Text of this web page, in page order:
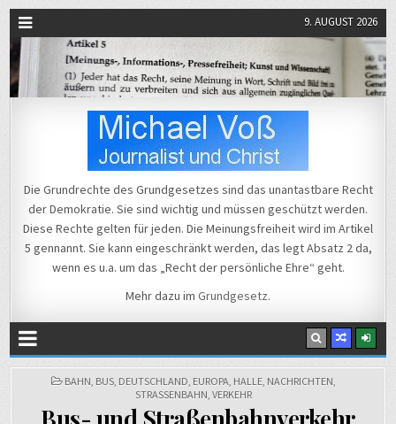
9. AUGUST 2026
Michael Voß
Die Grundrechte des Grundgesetzes sind das unantastbare Recht
der Demokratie. Sie sind wichtig und müssen geschützt werden.
Diese Rechte gelten für jeden. Die Meinungsfreiheit wird im Artikel
5 gennannt. Sie kann eingeschränkt werden, das legt Absatz 2 da,
wenn es u.a. um das „Recht der persönliche Ehre“ geht.
Mehr dazu im Grundgesetz.
POSTED
BAHN, BUS, DEUTSCHLAND, EUROPA, HALLE, NACHRICHTEN,
STRASSENBAHN , VERKEHR